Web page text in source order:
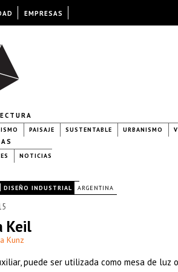
PAISAJE SUSTENTABLE URBANISMO
NOTICIAS
| DISEÑO INDUSTRIAL ARGENTINA
Keil
Kunz
puede ser utilizada como mesa de luz
EMPRESAS